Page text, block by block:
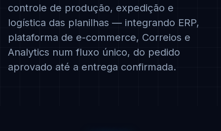
controle de produção, expedição e
logística das planilhas — integrando ERP,
plataforma de e-commerce, Correios e
Analytics num fluxo único, do pedido
aprovado até a entrega confirmada.